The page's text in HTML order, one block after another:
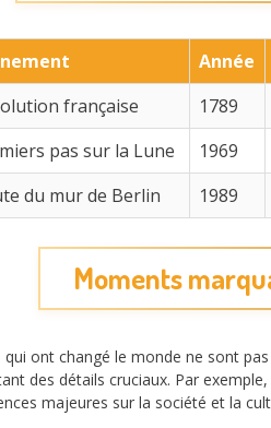
Année
française
1789
pas sur la Lune
1969
du mur de Berlin
1989
Moments
ont changé le monde ne sont
des détails cruciaux. Par
majeures sur la société et la